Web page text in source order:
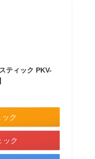
ティック PKV-
ク
ック